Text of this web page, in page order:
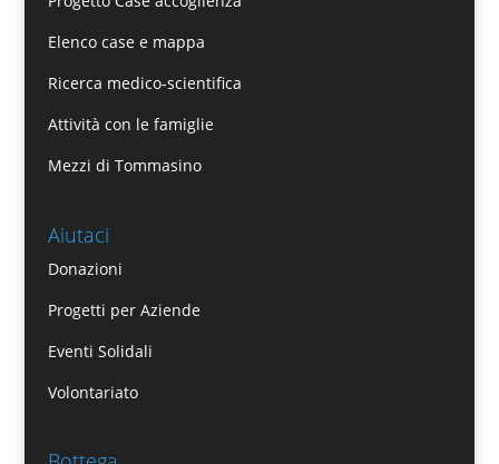
Elenco case e mappa
Ricerca medico-scientifica
Attività con le famiglie
Mezzi di Tommasino
Aiutaci
Donazioni
Progetti per Aziende
Eventi Solidali
Volontariato